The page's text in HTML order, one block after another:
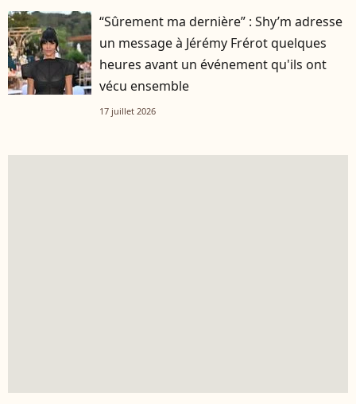
“Sûrement ma dernière” : Shy’m adresse
un message à Jérémy Frérot quelques
heures avant un événement qu'ils ont
vécu ensemble
17 juillet 2026